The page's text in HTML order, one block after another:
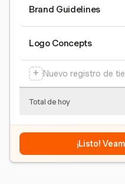
Brand Guidelines
Logo Concepts
+ Nuevo registro de
Total de hoy
¡Listo!